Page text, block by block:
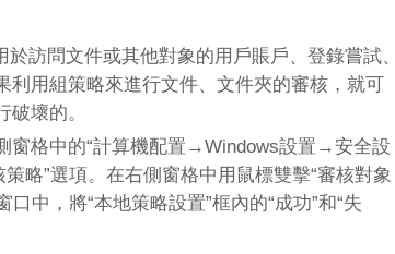
問文件或其他對象的用戶賬戶、登錄嘗試、
利用組策略來進行文件、文件夾的審核，就可
壞的。
格中的“計算機配置→Windows設置→安全設
略”選項。在右側窗格中用鼠標雙擊“審核對象
中，將“本地策略設置”框內的“成功”和“失